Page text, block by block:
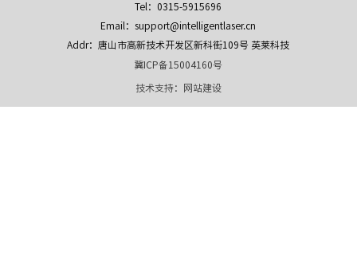
Tel：0315-5915696
Email：support@intelligentlaser.cn
Addr：唐山市高新技术开发区新科街109号 英莱科技
冀ICP备15004160号
技术支持： 网站建设